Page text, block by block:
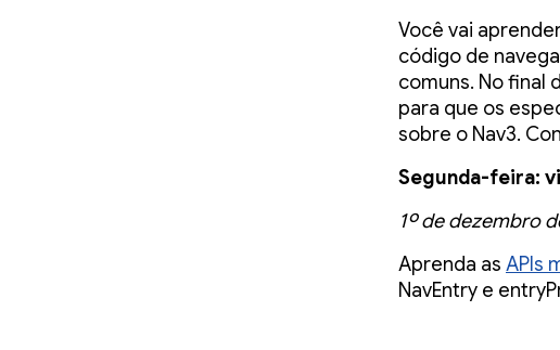
Você vai
código de
comuns. No final
para que os
sobre o Nav3.
Segunda-feira:
1º de dezembro
Aprenda as APIs
NavEntry e